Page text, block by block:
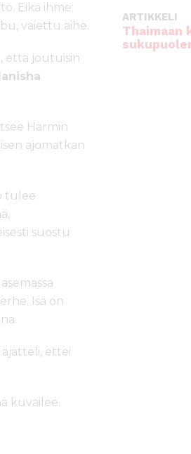
Eikä ihme:
vaiettu aihe.
että joutuisin
Harmin
ajomatkan
tulee
suostu
Isä on
ettei
kuvailee.
ARTIKKELI
Thaimaan